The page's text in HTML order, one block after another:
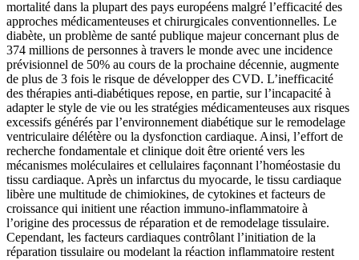
mortalité dans la plupart des pays européens malgré l’efficacité des
approches médicamenteuses et chirurgicales conventionnelles. Le
diabète, un problème de santé publique majeur concernant plus de
374 millions de personnes à travers le monde avec une incidence
prévisionnel de 50% au cours de la prochaine décennie, augmente
de plus de 3 fois le risque de développer des CVD. L’inefficacité
des thérapies anti-diabétiques repose, en partie, sur l’incapacité à
adapter le style de vie ou les stratégies médicamenteuses aux risques
excessifs générés par l’environnement diabétique sur le remodelage
ventriculaire délétère ou la dysfonction cardiaque. Ainsi, l’effort de
recherche fondamentale et clinique doit être orienté vers les
mécanismes moléculaires et cellulaires façonnant l’homéostasie du
tissu cardiaque. Après un infarctus du myocarde, le tissu cardiaque
libère une multitude de chimiokines, de cytokines et facteurs de
croissance qui initient une réaction immuno-inflammatoire à
l’origine des processus de réparation et de remodelage tissulaire.
Cependant, les facteurs cardiaques contrôlant l’initiation de la
réparation tissulaire ou modelant la réaction inflammatoire restent